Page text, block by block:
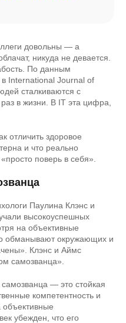
довольны — а
никуда не девается.
По данным
в International Journal of
сталкиваются с
в жизни. В IT эта цифра,
отличить здоровое
и что реально
поверь в себя».
Паулина Клэнс и
высокоуспешных
на объективные
обманывают окружающих и
Клэнс и Аймс
самозванца».
— это стойкая
компетентность и
убежден, что его